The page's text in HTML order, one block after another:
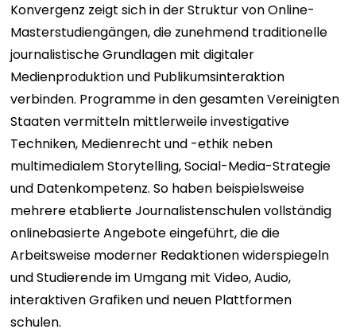
Konvergenz zeigt sich in der Struktur von Online-
Masterstudiengängen, die zunehmend traditionelle
journalistische Grundlagen mit digitaler
Medienproduktion und Publikumsinteraktion
verbinden. Programme in den gesamten Vereinigten
Staaten vermitteln mittlerweile investigative
Techniken, Medienrecht und -ethik neben
multimedialem Storytelling, Social-Media-Strategie
und Datenkompetenz. So haben beispielsweise
mehrere etablierte Journalistenschulen vollständig
onlinebasierte Angebote eingeführt, die die
Arbeitsweise moderner Redaktionen widerspiegeln
und Studierende im Umgang mit Video, Audio,
interaktiven Grafiken und neuen Plattformen
schulen.